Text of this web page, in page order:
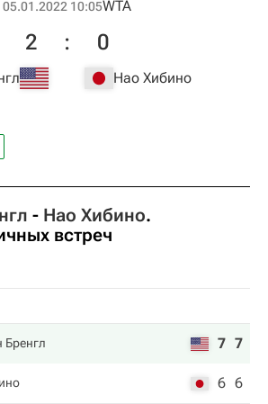
05.01.2022 10:05WTA
2 : 0
Нао Хибино
- Нао Хибино.
встреч
Бренгл 7 7
6 6